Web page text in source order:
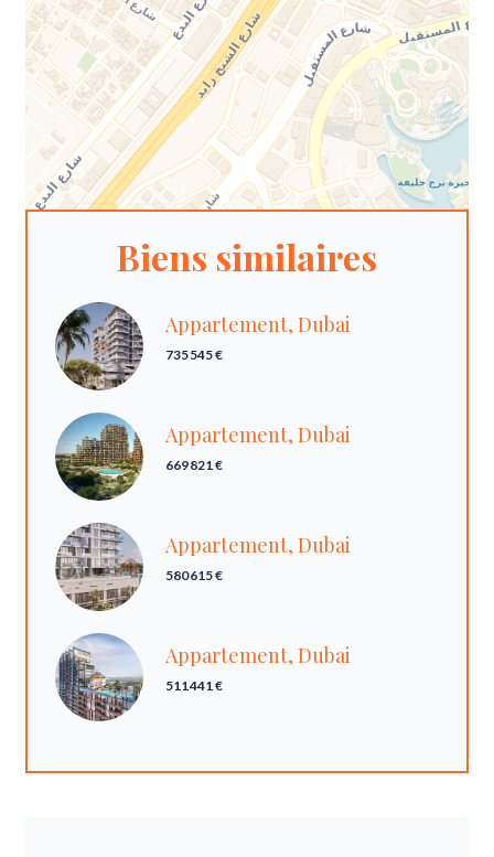
Biens similaires
Appartement, Dubai
735 545 €
Appartement, Dubai
669 821 €
Appartement, Dubai
580 615 €
Appartement, Dubai
511 441 €